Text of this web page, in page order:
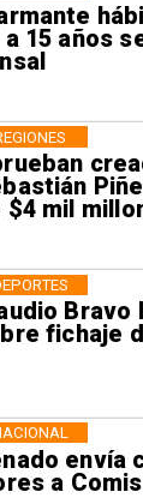
a 15 años
$4 mil
Bravo
fichaje
envía
a